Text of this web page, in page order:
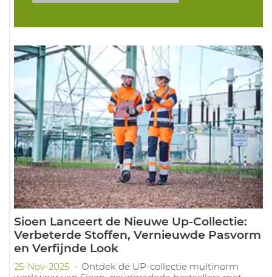
Sioen Lanceert de Nieuwe Up-Collectie:
Verbeterde Stoffen, Vernieuwde Pasvorm
en Verfijnde Look
25-Nov-2025
Ontdek de UP-collectie multinorm